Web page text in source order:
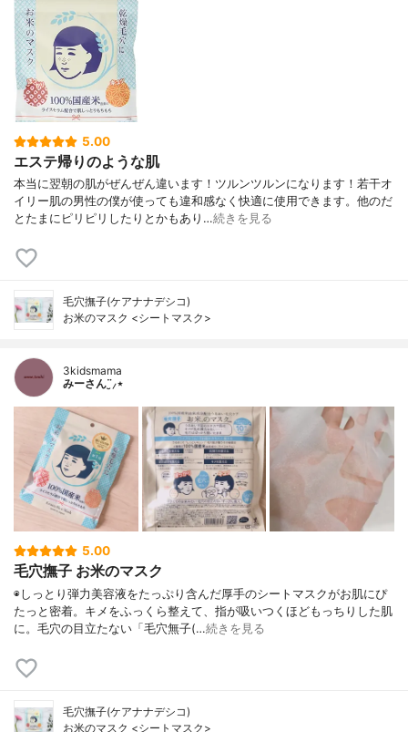
5.00
エステ帰りのような肌
本当に翌朝の肌がぜんぜん違います！ツルンツルンになります！若干オ
イリー肌の男性の僕が使っても違和感なく快適に使用できます。他のだ
とたまにピリピリしたりとかもあり…続きを見る
毛穴撫子(ケアナナデシコ)
お米のマスク <シートマスク>
3kidsmama
みーさん¨̮⸝⋆
5.00
毛穴撫子 お米のマスク
◉しっとり弾力美容液をたっぷり含んだ厚手のシートマスクがお肌にぴ
たっと密着。キメをふっくら整えて、指が吸いつくほどもっちりした肌
に。毛穴の目立たない「毛穴無子(…続きを見る
毛穴撫子(ケアナナデシコ)
お米のマスク <シートマスク>